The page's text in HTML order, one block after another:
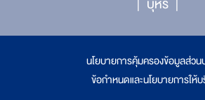
บุหรี่
นโยบายการคุ้มครองข้อมูลส่ว
ข้อกำหนดและนโยบายการให้